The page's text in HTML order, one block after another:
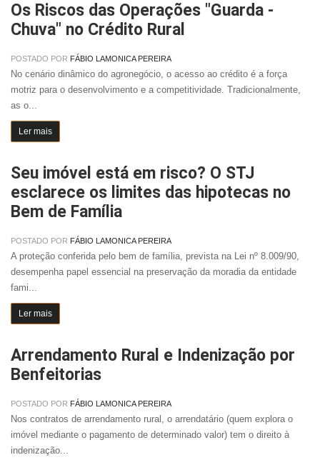
Os Riscos das Operações "Guarda -
Chuva" no Crédito Rural
POSTADO POR FÁBIO LAMONICA PEREIRA
No cenário dinâmico do agronegócio, o acesso ao crédito é a força
motriz para o desenvolvimento e a competitividade. Tradicionalmente,
as o...
Ler mais
Seu imóvel está em risco? O STJ
esclarece os limites das hipotecas no
Bem de Família
POSTADO POR FÁBIO LAMONICA PEREIRA
A proteção conferida pelo bem de família, prevista na Lei nº 8.009/90,
desempenha papel essencial na preservação da moradia da entidade
fami...
Ler mais
Arrendamento Rural e Indenização por
Benfeitorias
POSTADO POR FÁBIO LAMONICA PEREIRA
Nos contratos de arrendamento rural, o arrendatário (quem explora o
imóvel mediante o pagamento de determinado valor) tem o direito à
indenização...